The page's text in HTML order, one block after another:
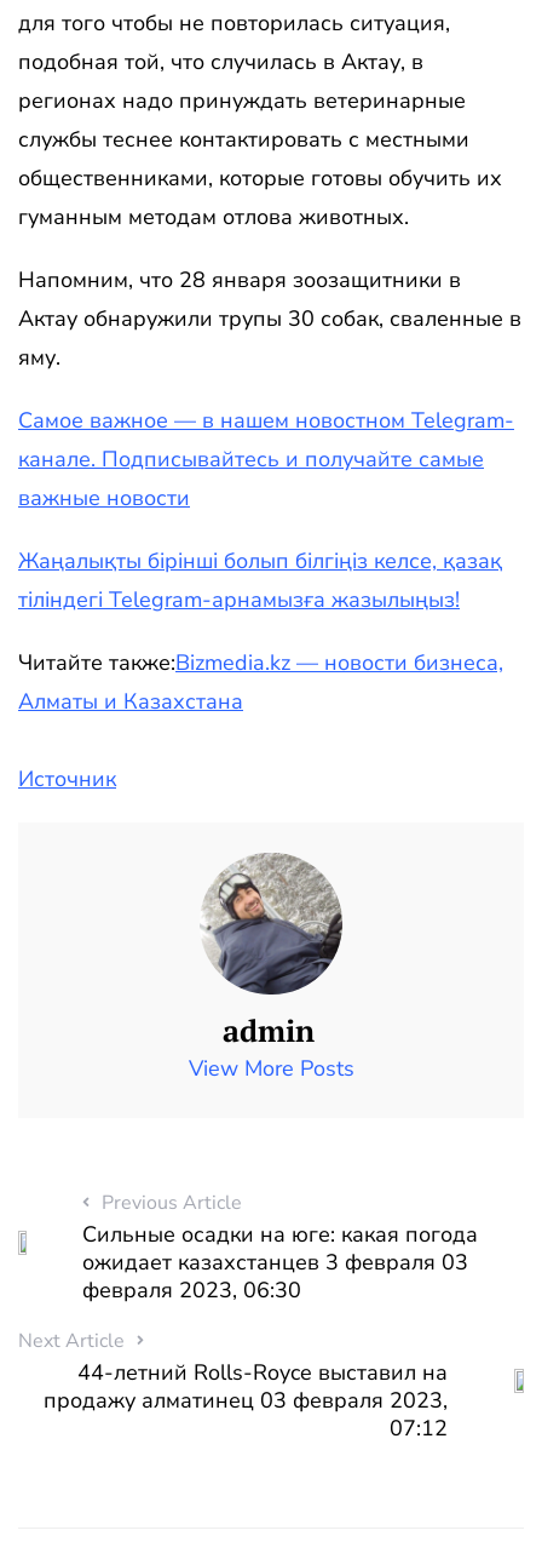
для того чтобы не повторилась ситуация,
подобная той, что случилась в Актау, в
регионах надо принуждать ветеринарные
службы теснее контактировать с местными
общественниками, которые готовы обучить их
гуманным методам отлова животных.
Напомним, что 28 января зоозащитники в
Актау обнаружили трупы 30 собак, сваленные в
яму.
Самое важное — в нашем новостном Telegram-
канале. Подписывайтесь и получайте самые
важные новости
Жаңалықты бірінші болып білгіңіз келсе, қазақ
тіліндегі Telegram-арнамызға жазылыңыз!
Читайте также:Bizmedia.kz — новости бизнеса,
Алматы и Казахстана
Источник
admin
View More Posts
Previous Article
Сильные осадки на юге: какая погода
ожидает казахстанцев 3 февраля 03
февраля 2023, 06:30
Next Article
44-летний Rolls-Royce выставил на
продажу алматинец 03 февраля 2023,
07:12